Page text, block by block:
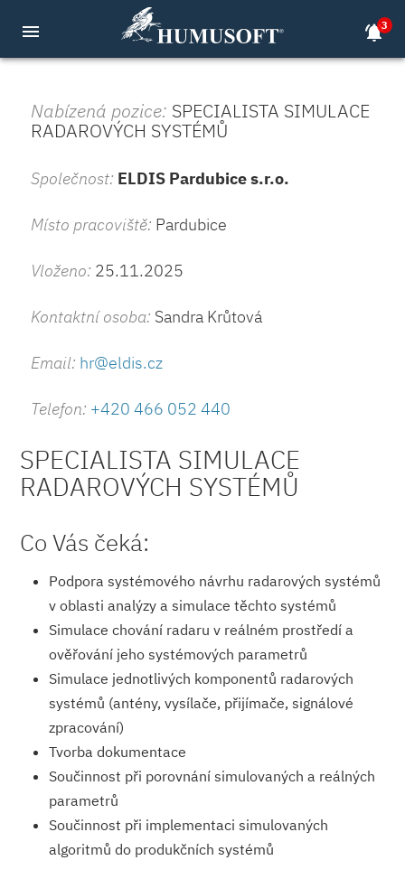
menu notifications_active3
Nabízená pozice: SPECIALISTA SIMULACE
RADAROVÝCH SYSTÉMŮ
Společnost: ELDIS Pardubice s.r.o.
Místo pracoviště: Pardubice
Vloženo: 25.11.2025
Kontaktní osoba: Sandra Krůtová
Email: hr@eldis.cz
Telefon: +420 466 052 440
SPECIALISTA SIMULACE
RADAROVÝCH SYSTÉMŮ
Co Vás čeká:
Podpora systémového návrhu radarových systémů
v oblasti analýzy a simulace těchto systémů
Simulace chování radaru v reálném prostředí a
ověřování jeho systémových parametrů
Simulace jednotlivých komponentů radarových
systémů (antény, vysílače, přijímače, signálové
zpracování)
Tvorba dokumentace
Součinnost při porovnání simulovaných a reálných
parametrů
Součinnost při implementaci simulovaných
algoritmů do produkčních systémů